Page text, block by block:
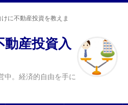
に不動産投資を教えま
産投資入
中。経済的自由を手に